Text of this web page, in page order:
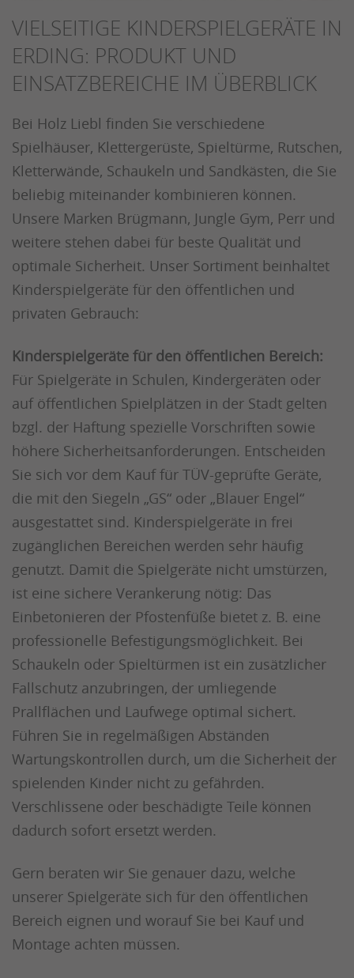
VIELSEITIGE KINDERSPIELGERÄTE IN
ERDING: PRODUKT UND
EINSATZBEREICHE IM ÜBERBLICK
Bei Holz Liebl finden Sie verschiedene
Spielhäuser, Klettergerüste, Spieltürme, Rutschen,
Kletterwände, Schaukeln und Sandkästen, die Sie
beliebig miteinander kombinieren können.
Unsere Marken Brügmann, Jungle Gym, Perr und
weitere stehen dabei für beste Qualität und
optimale Sicherheit. Unser Sortiment beinhaltet
Kinderspielgeräte für den öffentlichen und
privaten Gebrauch:
Kinderspielgeräte für den öffentlichen Bereich:
Für Spielgeräte in Schulen, Kindergeräten oder
auf öffentlichen Spielplätzen in der Stadt gelten
bzgl. der Haftung spezielle Vorschriften sowie
höhere Sicherheitsanforderungen. Entscheiden
Sie sich vor dem Kauf für TÜV-geprüfte Geräte,
die mit den Siegeln „GS“ oder „Blauer Engel“
ausgestattet sind. Kinderspielgeräte in frei
zugänglichen Bereichen werden sehr häufig
genutzt. Damit die Spielgeräte nicht umstürzen,
ist eine sichere Verankerung nötig: Das
Einbetonieren der Pfostenfüße bietet z. B. eine
professionelle Befestigungsmöglichkeit. Bei
Schaukeln oder Spieltürmen ist ein zusätzlicher
Fallschutz anzubringen, der umliegende
Prallflächen und Laufwege optimal sichert.
Führen Sie in regelmäßigen Abständen
Wartungskontrollen durch, um die Sicherheit der
spielenden Kinder nicht zu gefährden.
Verschlissene oder beschädigte Teile können
dadurch sofort ersetzt werden.
Gern beraten wir Sie genauer dazu, welche
unserer Spielgeräte sich für den öffentlichen
Bereich eignen und worauf Sie bei Kauf und
Montage achten müssen.